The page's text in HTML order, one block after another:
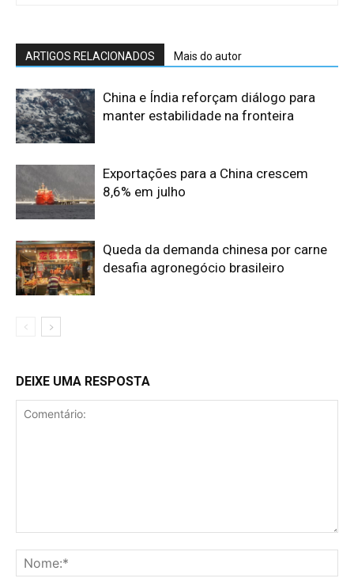
ARTIGOS RELACIONADOS Mais do autor
China e Índia reforçam diálogo para
manter estabilidade na fronteira
Exportações para a China crescem
8,6% em julho
Queda da demanda chinesa por carne
desafia agronegócio brasileiro
DEIXE UMA RESPOSTA